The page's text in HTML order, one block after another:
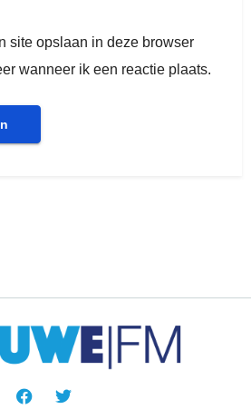
site opslaan in deze browser
wanneer ik een reactie plaats.